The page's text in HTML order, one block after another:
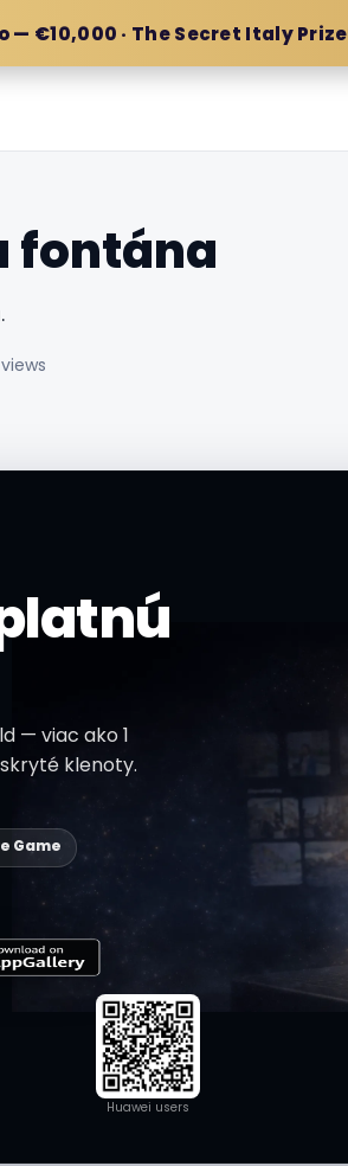
€10,000 · The Secret Italy Prize
fontána
— viac ako 1
klenoty.
Game
Huawei users